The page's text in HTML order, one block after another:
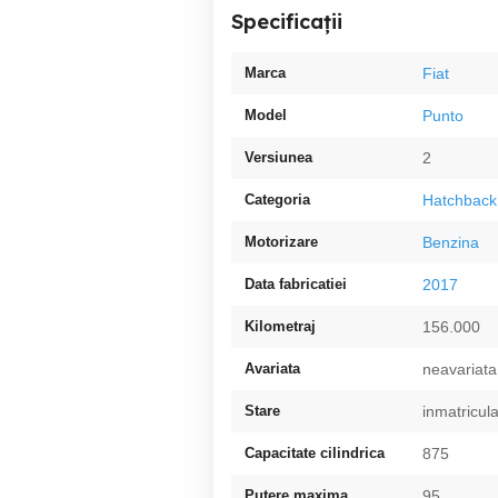
Specificații
Marca Fiat
Model Punto
Versiunea 2
Categoria Hatchback
Motorizare Benzina
Data fabricatiei 2017
Kilometraj 156.000
Avariata neavariata
Stare
Capacitate cilindrica 875